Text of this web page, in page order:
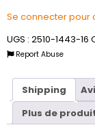
Se connecter pour
UGS : 2510-1443-16
Report Abuse
Shipping
Plus de